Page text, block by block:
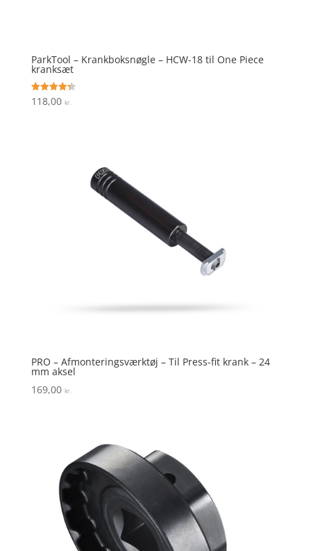
ParkTool – Krankboksnøgle – HCW-18 til One Piece
kranksæt
Vurderet
4.3
118,00 kr.
PRO – Afmonteringsværktøj – Til Press-fit krank – 24
mm aksel
169,00 kr.